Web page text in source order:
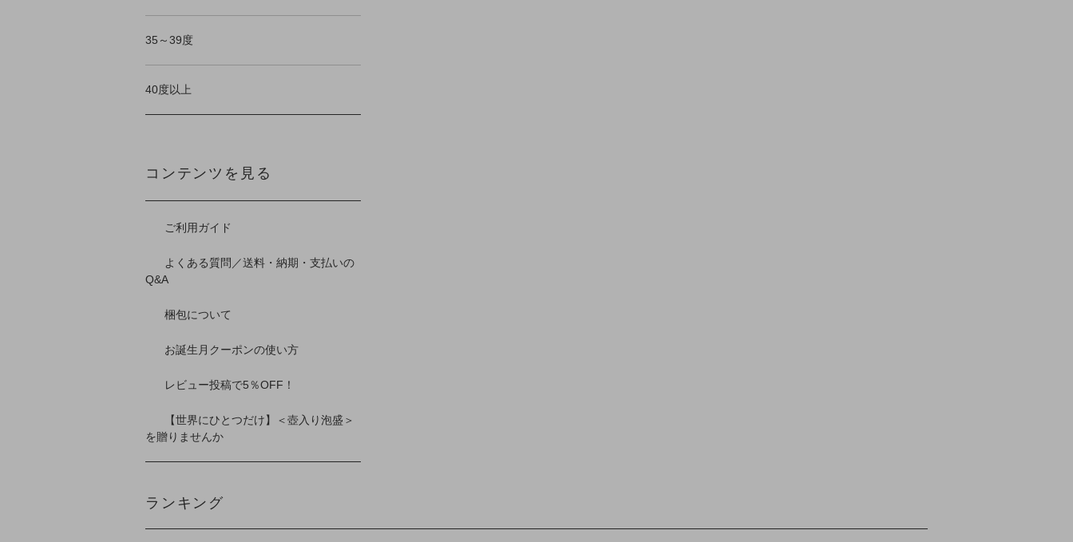
35～39度
40度以上
コンテンツを見る
ご利用ガイド
よくある質問／送料・納期・支払いの
Q&A
梱包について
お誕生月クーポンの使い方
レビュー投稿で5％OFF！
【世界にひとつだけ】＜壺入り泡盛＞
を贈りませんか
ランキング